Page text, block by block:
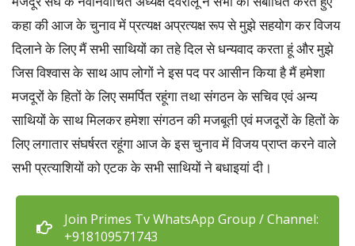
कहा की आज के चुनाव में प्रत्यक्ष अप्रत्यक्ष रूप से मुझे सहयोग कर विजय
दिलाने के लिए मैं सभी साथियों का तहे दिल से धन्यवाद करता हूं और मुझे
जिस विश्वास के साथ आप लोगों ने इस पद पर आसीन किया है मैं हमेशा
मजदूरों के हितों के लिए समर्पित रहूंगा तथा संगठन के सचिव एवं अन्य
साथियों के साथ मिलकर हमेशा संगठन की मजबूती एवं मजदूरों के हितों के
लिए लगातार संघर्षरत रहूंगा आज के इस चुनाव में विजय प्राप्त करने वाले
सभी प्रत्याशियों को एटक के सभी साथियों ने बधाइयां दी।
Join Primes Tv WhatsApp Group / Channel:
+918109571743